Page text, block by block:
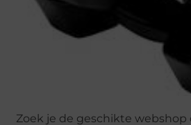
Zoek je de geschikte